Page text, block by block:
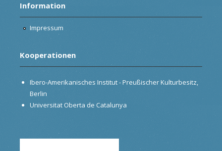
Information
Impressum
Kooperationen
Ibero-Amerikanisches Institut - Preußischer Kulturbesitz,
Berlin
Universitat Oberta de Catalunya